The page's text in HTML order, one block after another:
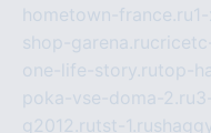
hometown-france.ru
shop-garena.ru
one-life-story.rutop-
poka-vse-doma-2.ru
g2012.rutst-1.ru